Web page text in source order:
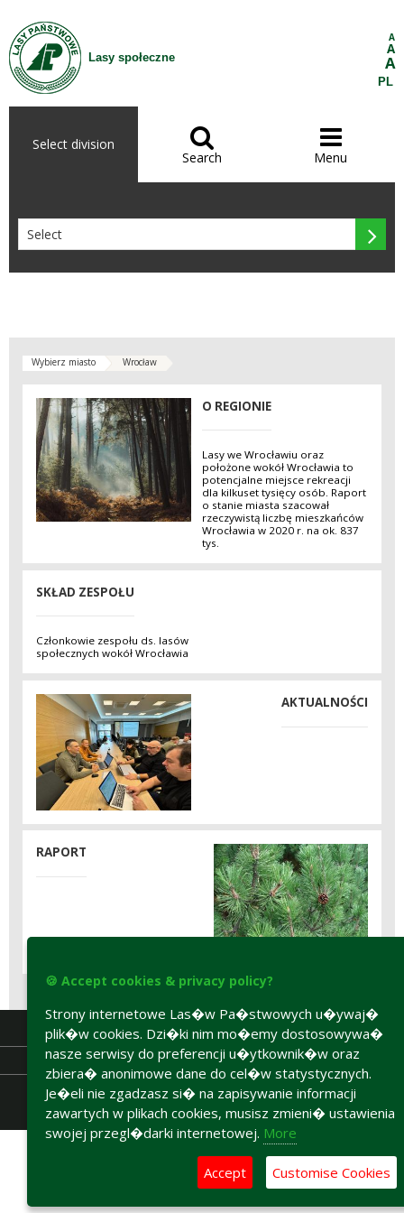
Skip to Content
Lasy społeczne
A
A
A
PL
Select division 
Search

Menu

Wybierz miasto Wrocław
O REGIONIE
Lasy we Wrocławiu oraz
położone wokół Wrocławia to
potencjalne miejsce rekreacji
dla kilkuset tysięcy osób. Raport
o stanie miasta szacował
rzeczywistą liczbę mieszkańców
Wrocławia w 2020 r. na ok. 837
tys.
SKŁAD ZESPOŁU
Członkowie zespołu ds. lasów
społecznych wokół Wrocławia
AKTUALNOŚCI
RAPORT
Accesibility declaration
🍪 Accept cookies & privacy policy?
Strony internetowe Las�w Pa�stwowych u�ywaj�
plik�w cookies. Dzi�ki nim mo�emy dostosowywa�
nasze serwisy do preferencji u�ytkownik�w oraz
zbiera� anonimowe dane do cel�w statystycznych.
Je�eli nie zgadzasz si� na zapisywanie informacji
zawartych w plikach cookies, musisz zmieni� ustawienia
swojej przegl�darki internetowej. More
Accept Customise Cookies